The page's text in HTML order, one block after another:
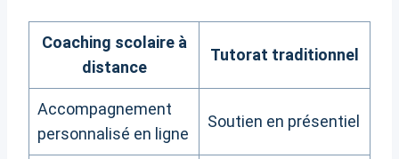
Coaching scolaire à
distance
Tutorat traditionnel
Accompagnement
personnalisé en ligne
Soutien en présentiel